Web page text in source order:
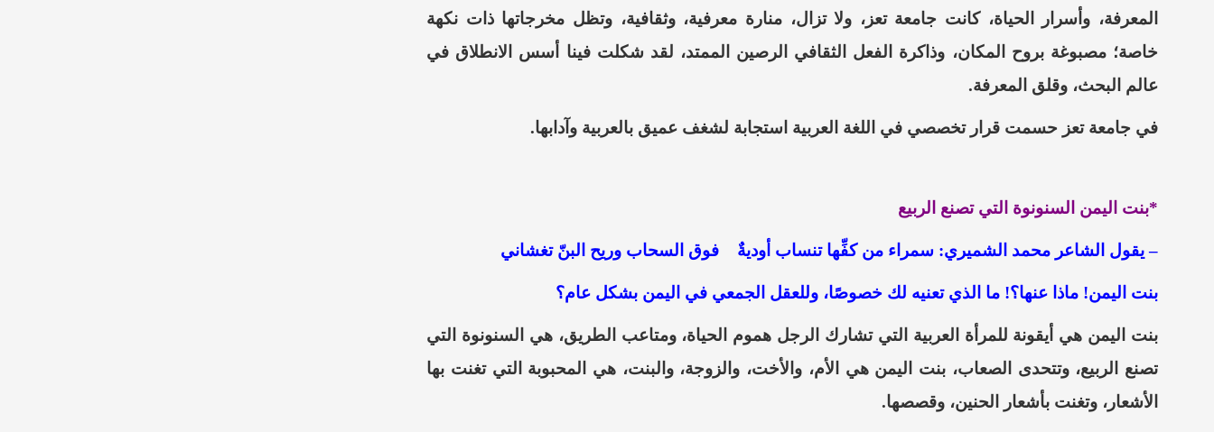
المعرفة، وأسرار الحياة، كانت جامعة تعز، ولا تزال، منارة معرفية، وثقافية، وتظل مخرجاتها ذات نكهة
خاصة؛ مصبوغة بروح المكان، وذاكرة الفعل الثقافي الرصين الممتد، لقد شكلت فينا أسس الانطلاق في
عالم البحث، وقلق المعرفة.
في جامعة تعز حسمت قرار تخصصي في اللغة العربية استجابة لشغف عميق بالعربية وآدابها.
*بنت اليمن السنونوة التي تصنع الربيع
– يقول الشاعر محمد الشميري: سمراء من كفِّها تنساب أوديةٌ فوق السحاب وريح البنّ تغشاني
بنت اليمن! ماذا عنها؟! ما الذي تعنيه لك خصوصًا، وللعقل الجمعي في اليمن بشكل عام؟
بنت اليمن هي أيقونة للمرأة العربية التي تشارك الرجل هموم الحياة، ومتاعب الطريق، هي السنونوة
التي
تصنع الربيع، وتتحدى الصعاب، بنت اليمن هي الأم، والأخت، والزوجة، والبنت، هي المحبوبة التي تغنت بها
الأشعار، وتغنت بأشعار الحنين، وقصصها.